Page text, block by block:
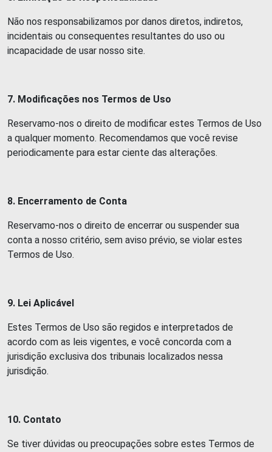
Não nos responsabilizamos por danos diretos, indiretos,
incidentais ou consequentes resultantes do uso ou
incapacidade de usar nosso site.
7. Modificações nos Termos de Uso
Reservamo-nos o direito de modificar estes Termos de Uso
a qualquer momento. Recomendamos que você revise
periodicamente para estar ciente das alterações.
8. Encerramento de Conta
Reservamo-nos o direito de encerrar ou suspender sua
conta a nosso critério, sem aviso prévio, se violar estes
Termos de Uso.
9. Lei Aplicável
Estes Termos de Uso são regidos e interpretados de
acordo com as leis vigentes, e você concorda com a
jurisdição exclusiva dos tribunais localizados nessa
jurisdição.
10. Contato
Se tiver dúvidas ou preocupações sobre estes Termos de